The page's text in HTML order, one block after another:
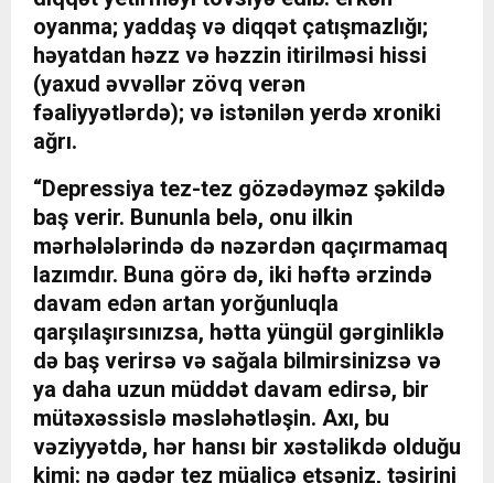
oyanma; yaddaş və diqqət çatışmazlığı;
həyatdan həzz və həzzin itirilməsi hissi
(yaxud əvvəllər zövq verən
fəaliyyətlərdə); və istənilən yerdə xroniki
ağrı.
“Depressiya tez-tez gözədəyməz şəkildə
baş verir. Bununla belə, onu ilkin
mərhələlərində də nəzərdən qaçırmamaq
lazımdır. Buna görə də, iki həftə ərzində
davam edən artan yorğunluqla
qarşılaşırsınızsa, hətta yüngül gərginliklə
də baş verirsə və sağala bilmirsinizsə və
ya daha uzun müddət davam edirsə, bir
mütəxəssislə məsləhətləşin. Axı, bu
vəziyyətdə, hər hansı bir xəstəlikdə olduğu
kimi: nə qədər tez müalicə etsəniz, təsirini